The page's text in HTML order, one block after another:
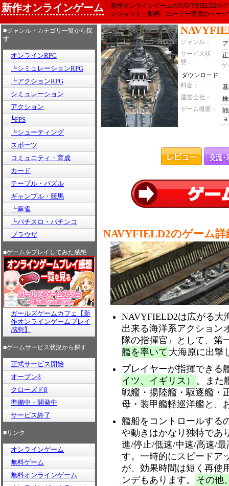
新作オンラインゲーム
新作オンラインゲームのNAVYFIELD2の
ンショット、動画、ユーザー評価のページ
■ジャンル・カテゴリ一覧から探
す
オンラインRPG
┗シミュレーションRPG
┗アクションRPG
シミュレーション
アクション
┗FPS
┗シューティング
スポーツ
コミュニティ・育成
カード
テーブル・パズル
ギャンブル・競馬
┗麻雀
┗パチスロ・パチンコ
ブラウザ
■ゲームをプレイしてみた感想
ガールズゲームカフェ【新
作オンラインゲームプレイ
感想】
■ゲームサービス状況から探す
正式サービス開始
オープンβ
クローズドβ
準備中・開発中
サービス終了
■リンク
オンラインゲーム
無料ゲーム
無料オンラインゲーム
ジャンル：
サービス状
態：
ゲ
ダウンロード
料金：
運営会社：
ゲーム概要：
NAVYFIELD2のゲーム詳
NAVYFIELD2は広がる大
出来る海洋系アクション
隊の指揮官』として、第
艦を率いて 大海原に出撃
プレイヤーが指揮できる
イツ、イギリス）
。また
戦艦・揚陸艦・駆逐艦・
母・装甲艦軽巡洋艦と、
艦船をコントロールする
や動きはかなり独特であ
進/停止/低速/中速/高速/
す。一時的にスピードア
が、効果時間は短く再使
ンデもあります。
その他